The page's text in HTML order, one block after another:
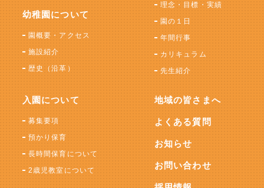
幼稚園について
園概要・アクセス
施設紹介
歴史（沿革）
理念・目標・実績
園の１日
年間行事
カリキュラム
先生紹介
入園について
募集要項
預かり保育
長時間保育について
2歳児教室について
地域の皆さまへ
よくある質問
お知らせ
お問い合わせ